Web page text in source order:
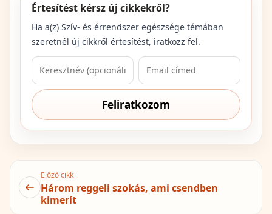
Értesítést kérsz új cikkekről?
Ha a(z) Szív- és érrendszer egészsége témában
szeretnél új cikkről értesítést, iratkozz fel.
Feliratkozom
Előző cikk
Három reggeli szokás, ami csendben
kimerít